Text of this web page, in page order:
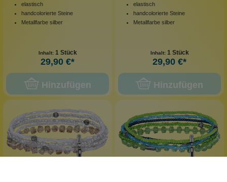
elastisch
handcolorierte Steine
Metallfarbe silber
Inhalt: 1 Stück
29,90 €*
Hinzufügen
elastisch
handcolorierte Steine
Metallfarbe silber
Inhalt: 1 Stück
29,90 €*
Hinzufügen